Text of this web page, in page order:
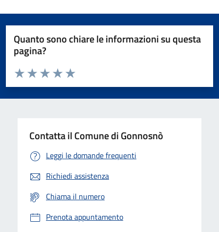
Quanto sono chiare le informazioni su questa
pagina?
Valuta da 1 a 5 stelle la pagina
Valuta 5 stelle su 5
Valuta 4 stelle su 5
Valuta 3 stelle su 5
Valuta 2 stelle su 5
Valuta 1 stelle su 5
Contatta il Comune di Gonnosnò
Leggi le domande frequenti
Richiedi assistenza
Chiama il numero
Prenota appuntamento